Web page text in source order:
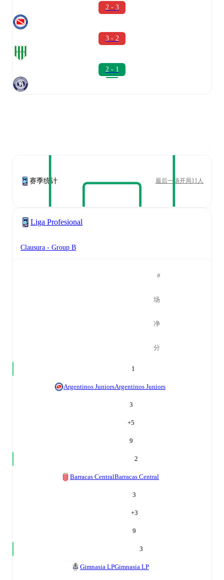
2 - 3
3 - 2
2 - 1
赛季统计 最后一场开局11人
Liga Profesional
Clausura - Group B
#
场
净
分
1
Argentinos JuniorsArgentinos Juniors
3
+5
9
2
Barracas CentralBarracas Central
3
+3
9
3
Gimnasia LPGimnasia LP